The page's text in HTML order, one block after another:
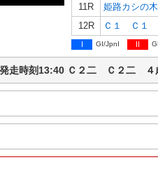
11R
12R
Ｃ１ Ｃ１
I GI/JpnI II
発走時刻13:40 Ｃ２二 Ｃ２二 ４